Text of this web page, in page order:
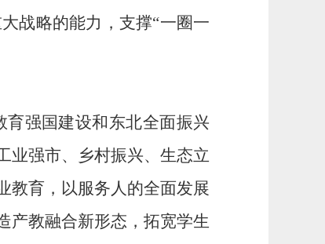
战略的能力， 支撑“一圈一
育强国建设和东北全面振兴
业强市、乡村振兴、生态立
教育，以服务人的全面发展
产教融合新形态，拓宽学生